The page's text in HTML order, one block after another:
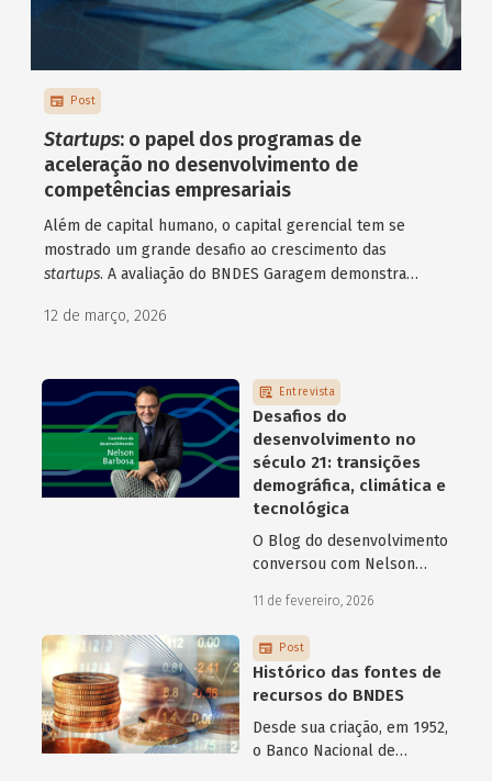
Post
Startups: o papel dos programas de
aceleração no desenvolvimento de
competências empresariais
Além de capital humano, o capital gerencial tem se
mostrado um grande desafio ao crescimento das
startups. A avaliação do BNDES Garagem demonstra
superação desse desafio.
12 de março, 2026
Entrevista
Desafios do
desenvolvimento no
século 21: transições
demográfica, climática e
tecnológica
O Blog do desenvolvimento
conversou com Nelson
atuais do desenvolvimento
hoje.
11 de fevereiro, 2026
Post
Histórico das fontes de
recursos do BNDES
Desde sua criação, em 1952,
o Banco Nacional de